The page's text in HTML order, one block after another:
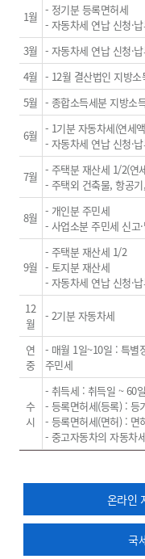
1월 - 정기분 등록면허세
- 자동차세 연납 신청·
3월 - 자동차세 연납 신청·
4월 - 12월 결산법인 지방소
5월 - 종합소득세분 지방소
6월 - 1기분 자동차세(연세
- 자동차세 연납 신청·
7월 - 주택분 재산세 1/2(연
- 주택외 건축물, 항공
8월 - 개인분 주민세
- 사업소분 주민세 신고
9월
- 주택분 재산세 1/2
- 토지분 재산세
- 자동차세 연납 신청·
12
월
- 2기분 자동차세
연
중
- 매월 1일~10일 : 특별
주민세
수
시
- 취득세 : 취득일 ~ 60
- 등록면허세(등록) : 등
- 등록면허세(면허) : 면
- 중고자동차의 자동차
온라인
국